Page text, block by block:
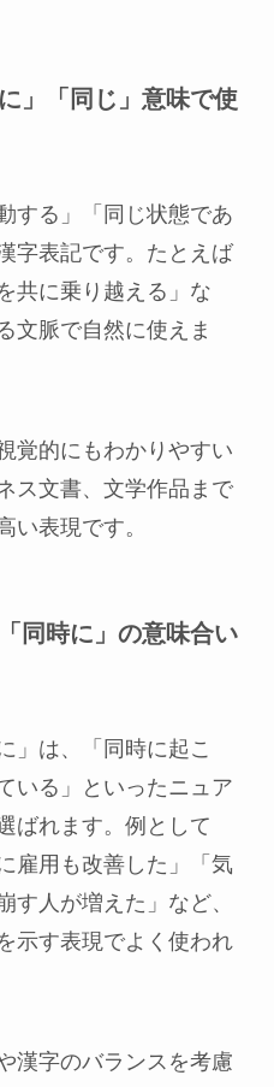
」「同じ」意味で使
する」「同じ状態であ
字表記です。たとえば
共に乗り越える」な
文脈で自然に使えま
覚的にもわかりやすい
ス文書、文学作品まで
い表現です。
同時に」の意味合い
」は、「同時に起こ
いる」といったニュア
ばれます。例として
雇用も改善した」「気
す人が増えた」など、
示す表現でよく使われ
漢字のバランスを考慮